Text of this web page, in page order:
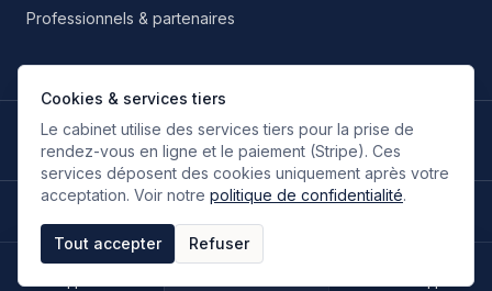
Cookies & services tiers
Le cabinet utilise des services tiers pour la prise de
rendez-vous en ligne et le paiement (Stripe). Ces
services déposent des cookies uniquement après votre
acceptation. Voir notre politique de confidentialité.
Tout accepter Refuser
Professionnels & partenaires
LANGUES DE TRAVAIL
🇫🇷
Français
FR🇬🇧
Anglais
EN🇮🇹
ItalienIT🇪🇸
Espagnol
ES 🇷🇺
RusseRU🇮🇷
Persan
FA
Site conçu sur une idée originale de zIA digital.
Mentions légalesCGU & CGVPolitique de confidentialité
Espace clientsPaiement en lignePlan du site
Appeler Rendez-vous WhatsApp